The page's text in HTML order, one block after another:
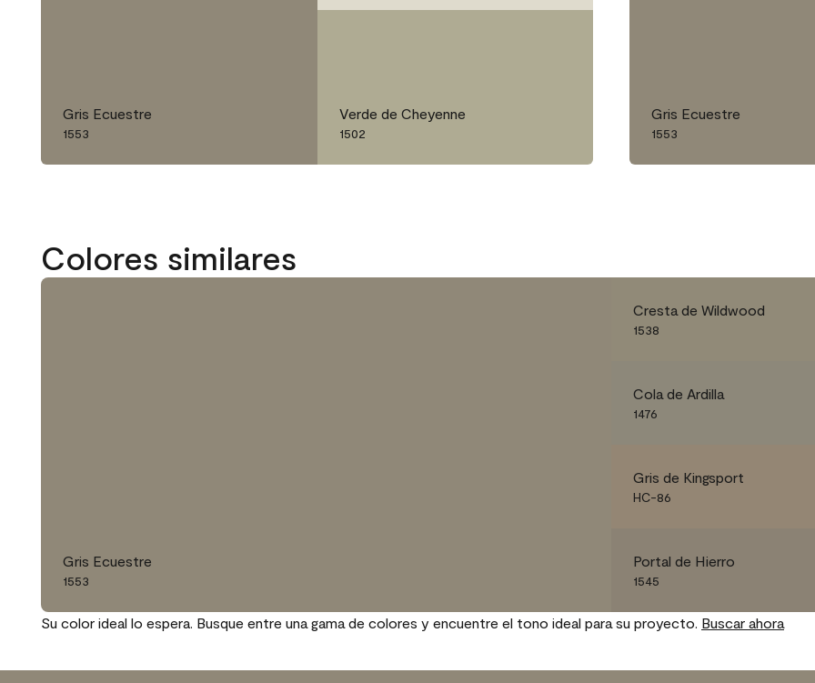
Gris Ecuestre
1553
Verde de Cheyenne
1502
Gris Ecuestre
1553
Colores similares
Gris Ecuestre
1553
Cresta de Wildwood
1538
Cola de Ardilla
1476
Gris de Kingsport
HC-86
Portal de Hierro
1545
Su color ideal lo espera. Busque entre una gama de colores y encuentre el tono ideal para su proyecto. Buscar ahora